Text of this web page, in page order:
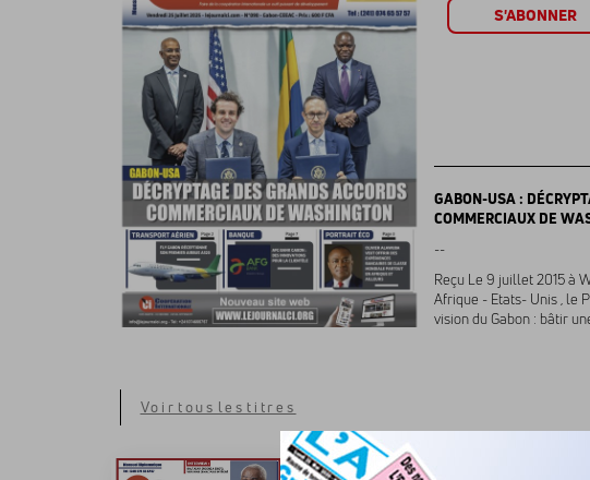
S'ABONNER
GABON-USA :
COMMERCIAUX DE
--
Reçu Le 9 juillet 2015 à
Afrique - Etats- Unis , le
vision du Gabon : bâtir
Voir tous les titres